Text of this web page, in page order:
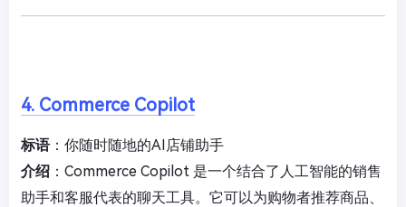
4. Commerce Copilot
标语：你随时随地的AI店铺助手
介绍 ：Commerce Copilot 是一个结合了人工智能的销售
助手和客服代表的聊天工具。它可以为购物者推荐商品、